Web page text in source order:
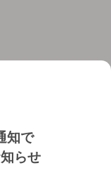
知で
らせ
規約